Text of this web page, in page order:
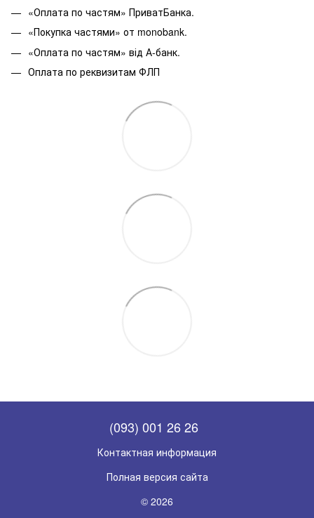
«Оплата по частям» ПриватБанка.
«Покупка частями» от monobank.
«Оплата по частям» від А-банк.
Оплата по реквизитам ФЛП
(093) 001 26 26
Контактная информация
Полная версия сайта
© 2026